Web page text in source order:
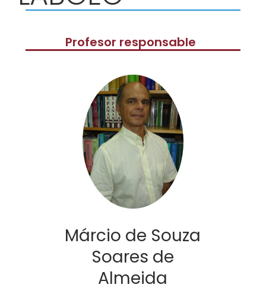
Profesor responsable
Márcio de Souza
Soares de
Almeida